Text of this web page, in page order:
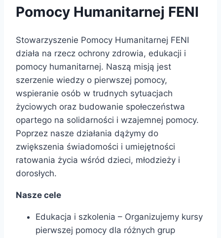
Pomocy Humanitarnej FENI
Stowarzyszenie Pomocy Humanitarnej FENI
działa na rzecz ochrony zdrowia, edukacji i
pomocy humanitarnej. Naszą misją jest
szerzenie wiedzy o pierwszej pomocy,
wspieranie osób w trudnych sytuacjach
życiowych oraz budowanie społeczeństwa
opartego na solidarności i wzajemnej pomocy.
Poprzez nasze działania dążymy do
zwiększenia świadomości i umiejętności
ratowania życia wśród dzieci, młodzieży i
dorosłych.
Nasze cele
Edukacja i szkolenia – Organizujemy kursy
pierwszej pomocy dla różnych grup